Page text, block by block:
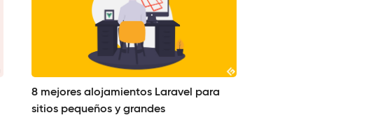
8 mejores alojamientos Laravel para
sitios pequeños y grandes